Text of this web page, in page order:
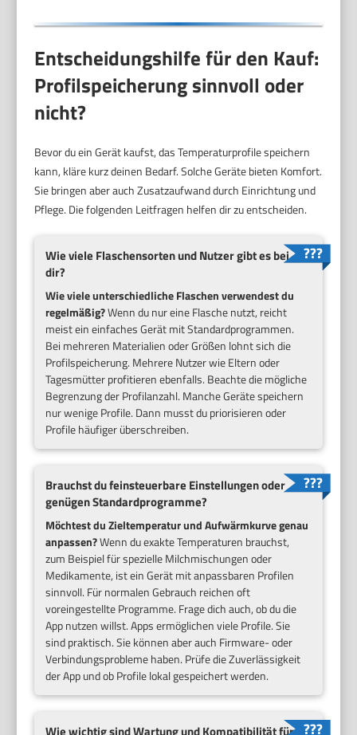
Entscheidungshilfe für den Kauf:
Profilspeicherung sinnvoll oder
nicht?
Bevor du ein Gerät kaufst, das Temperaturprofile speichern
kann, kläre kurz deinen Bedarf. Solche Geräte bieten Komfort.
Sie bringen aber auch Zusatzaufwand durch Einrichtung und
Pflege. Die folgenden Leitfragen helfen dir zu entscheiden.
Wie viele Flaschensorten und Nutzer gibt es bei
dir?
Wie viele unterschiedliche Flaschen verwendest du
regelmäßig?Wenn du nur eine Flasche nutzt, reicht
meist ein einfaches Gerät mit Standardprogrammen.
Bei mehreren Materialien oder Größen lohnt sich die
Profilspeicherung. Mehrere Nutzer wie Eltern oder
Tagesmütter profitieren ebenfalls. Beachte die mögliche
Begrenzung der Profilanzahl. Manche Geräte speichern
nur wenige Profile. Dann musst du priorisieren oder
Profile häufiger überschreiben.
Brauchst du feinsteuerbare Einstellungen oder
genügen Standardprogramme?
Möchtest du Zieltemperatur und Aufwärmkurve genau
anpassen?Wenn du exakte Temperaturen brauchst,
zum Beispiel für spezielle Milchmischungen oder
Medikamente, ist ein Gerät mit anpassbaren Profilen
sinnvoll. Für normalen Gebrauch reichen oft
voreingestellte Programme. Frage dich auch, ob du die
App nutzen willst. Apps ermöglichen viele Profile. Sie
sind praktisch. Sie können aber auch Firmware- oder
Verbindungsprobleme haben. Prüfe die Zuverlässigkeit
der App und ob Profile lokal gespeichert werden.
Wie wichtig sind Wartung und Kompatibilität für